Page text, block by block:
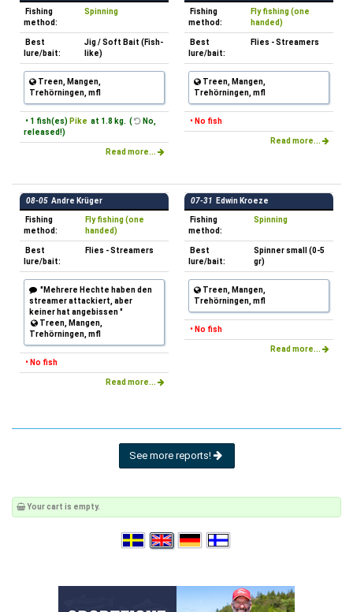
Fishing
method:
Spinning
Best
lure/bait:
Jig / Soft Bait (Fish-
like)
Treen, Mangen,
Trehörningen, mfl
• 1 fish(es) Pike at 1.8 kg. (
No,
released!)
Read more...
Fishing
method:
Fly fishing (one
handed)
Best
lure/bait:
Flies - Streamers
Treen, Mangen,
Trehörningen, mfl
• No fish
Read more...
08-05 Andre Krüger
Fishing
method:
Fly fishing (one
handed)
Best
lure/bait:
Flies - Streamers
"Mehrere Hechte haben den
streamer attackiert, aber
keiner hat angebissen "
Treen, Mangen,
Trehörningen, mfl
• No fish
Read more...
07-31 Edwin Kroeze
Fishing
method:
Spinning
Best
lure/bait:
Spinner small (0-5
gr)
Treen, Mangen,
Trehörningen, mfl
• No fish
Read more...
See more reports!
Your cart is empty.